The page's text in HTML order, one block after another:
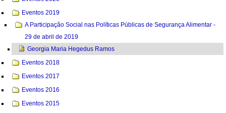
Eventos 2019
A Participação Social nas Políticas Públicas de Segurança Alimentar -
29 de abril de 2019
Georgia Maria Hegedus Ramos
Eventos 2018
Eventos 2017
Eventos 2016
Eventos 2015